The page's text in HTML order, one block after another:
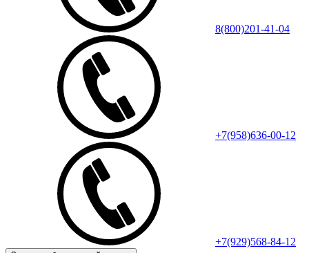
8(800)201-41-04
+7(958)636-00-12
+7(929)568-84-12